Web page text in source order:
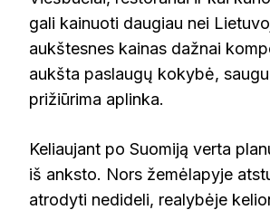
gali kainuoti daugiau nei
aukštesnes kainas dažnai
aukšta paslaugų kokybė,
prižiūrima aplinka.
Keliaujant po Suomiją verta
iš anksto. Nors žemėlapyje
atrodyti nedideli, realybėje